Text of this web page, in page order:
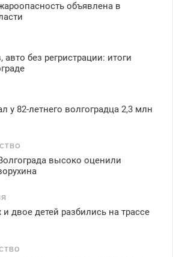
объявлена в
авто без регристрации: итоги
у 82-летнего волгоградца 2,3 млн
высоко оценили
двое детей разбились на трассе